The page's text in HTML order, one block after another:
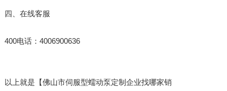
四、在线客服
400电话：4006900636
以上就是【佛山市伺服型蠕动泵定制企业找哪家销